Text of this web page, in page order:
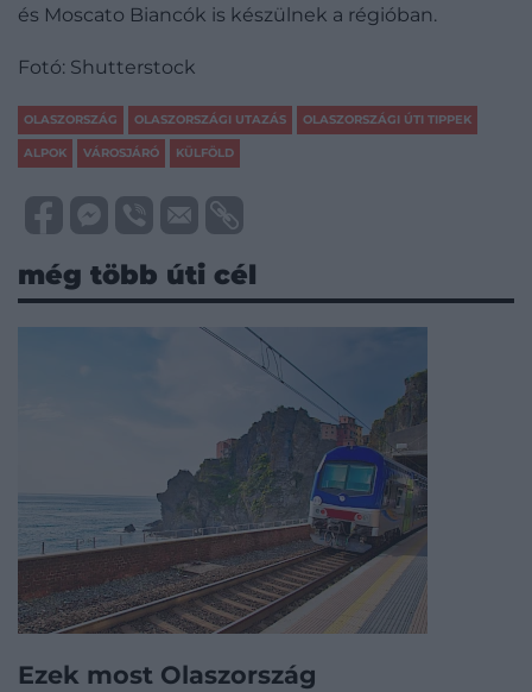
és Moscato Biancók is készülnek a régióban.
Fotó: Shutterstock
OLASZORSZÁG OLASZORSZÁGI UTAZÁS OLASZORSZÁGI ÚTI TIPPEK
ALPOK VÁROSJÁRÓ KÜLFÖLD
még több úti cél
Ezek most Olaszország